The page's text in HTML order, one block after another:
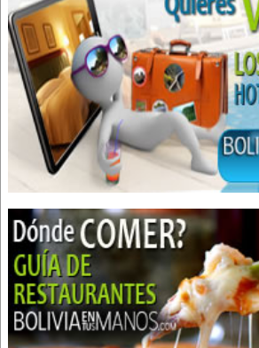
Yogurt
Lácteos, Fábricación de Productos
Centro Médico de Estética
Medicina Estética
Médico estético
Botox
Células madre
Rejuvenecimiento facial
Eliminación de lunares
Eliminación de arrugas
Sudoración excesiva
Diseño de cejas
Manicura
Manicure y Pedicure